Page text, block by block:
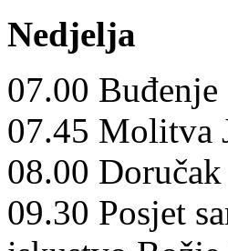
Nedjelja
07.00 Buđenje
07.45 Molitva
08.00 Doručak
09.30 Posjet